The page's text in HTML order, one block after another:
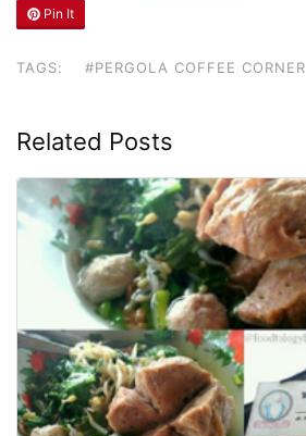
Pin It
TAGS: #PERGOLA COFFEE CORNER
Related Posts